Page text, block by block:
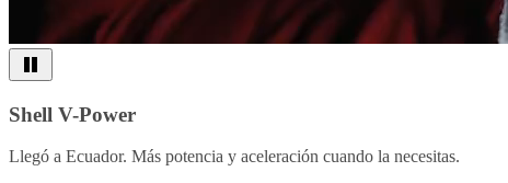
Shell V-Power
Llegó a Ecuador. Más potencia y aceleración cuando la necesitas.